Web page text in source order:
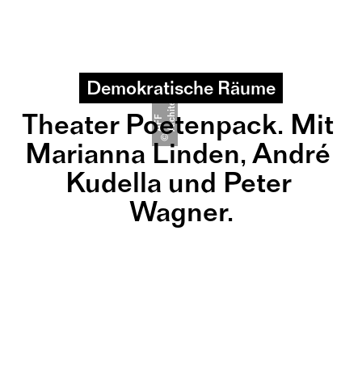
©
A
F
F
A
r
c
h
i
t
e
k
t
en
Demokratische Räume
Theater Poetenpack. Mit
Marianna Linden, André
Kudella und Peter
Wagner.